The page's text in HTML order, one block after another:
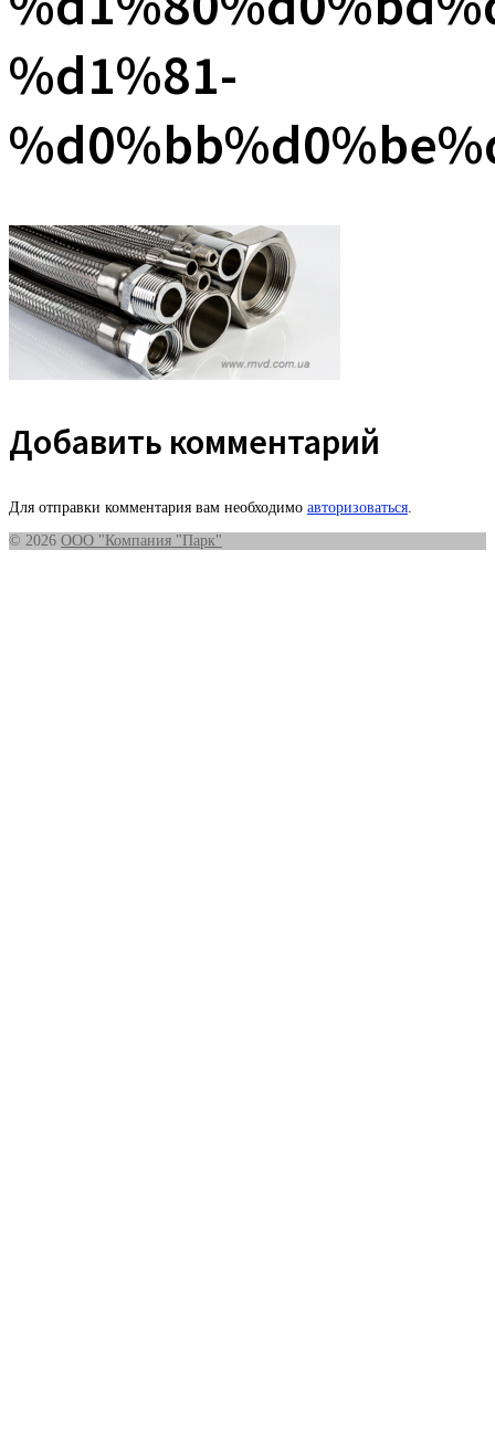
%d1%81-
Добавить комментарий
Для отправки комментария вам необходимо авторизоваться
© 2026 ООО "Компания "Парк"